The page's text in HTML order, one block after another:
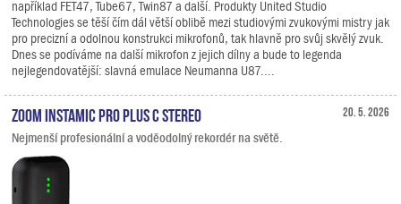
například FET47, Tube67, Twin87 a další. Produkty United Studio
Technologies se těší čím dál větší oblibě mezi studiovými zvukovými mistry jak
pro precizní a odolnou konstrukci mikrofonů, tak hlavně pro svůj skvělý zvuk.
Dnes se podíváme na další mikrofon z jejich dílny a bude to legenda
nejlegendovatější: slavná emulace Neumanna U87....
20. 5. 2026
Zoom Instamic Pro Plus C Stereo
Nejmenší profesionální a voděodolný rekordér na světě.